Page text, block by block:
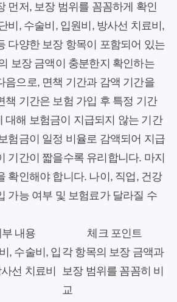
먼저, 보장 범위를 꼼꼼하게 확인
비, 수술비, 입원비, 방사선 치료비,
다양한 보장 항목이 포함되어 있는
보장 금액이 충분한지 확인하는
음으로, 면책 기간과 감액 기간을
책 기간은 보험 가입 후 특정 기간
대해 보험금이 지급되지 않는 기간
험금이 일정 비율로 감액되어 지급
기간이 짧을수록 유리합니다. 마지
확인해야 합니다. 나이, 직업, 건강
가능 여부 및 보험료가 달라질 수
내용 체크 포인트
, 수술비, 입
선 치료비
각 항목의 보장 금액과
보장 범위를 꼼꼼히 비
교